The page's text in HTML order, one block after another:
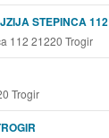
STEPINCA 112
112 21220 Trogir
Trogir